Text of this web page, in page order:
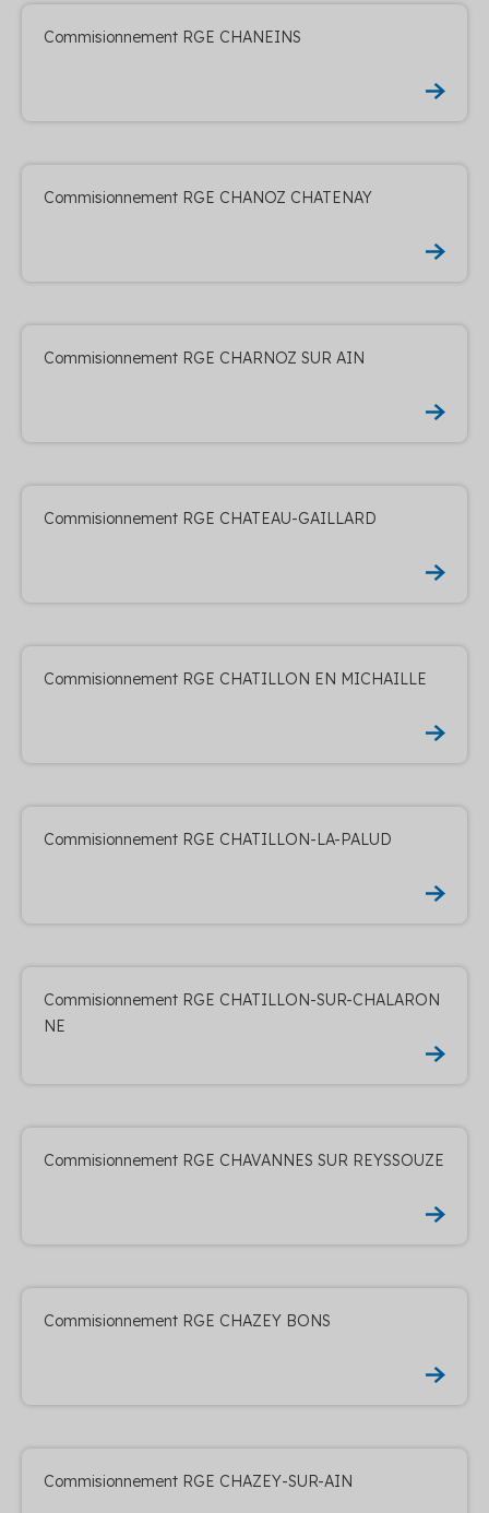
Commisionnement RGE CHANEINS
Commisionnement RGE CHANOZ CHATENAY
Commisionnement RGE CHARNOZ SUR AIN
Commisionnement RGE CHATEAU-GAILLARD
Commisionnement RGE CHATILLON EN MICHAILLE
Commisionnement RGE CHATILLON-LA-PALUD
Commisionnement RGE CHATILLON-SUR-CHALARON
NE
Commisionnement RGE CHAVANNES SUR REYSSOUZE
Commisionnement RGE CHAZEY BONS
Commisionnement RGE CHAZEY-SUR-AIN